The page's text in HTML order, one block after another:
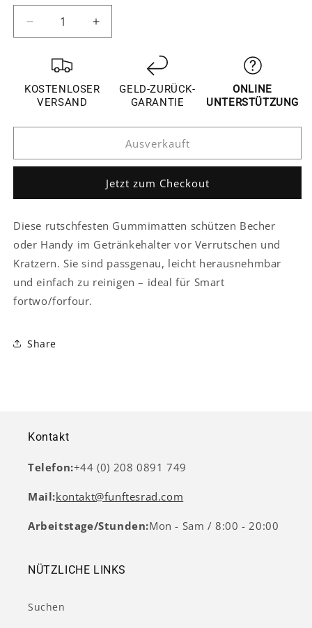
Verringere
die
Menge
Smart
fortwo
Antirutschmatte
Becher
Erhöhe
die
Smart
Antirutschmatte
Gummimatten
Becher
KOSTENLOSER
VERSAND
GELD-ZURÜCK-
GARANTIE
ONLINE
UNTERSTÜTZUNG
Ausverkauft
Jetzt zum Checkout
Diese rutschfesten Gummimatten schützen Becher
oder Handy im Getränkehalter vor Verrutschen und
Kratzern. Sie sind passgenau, leicht herausnehmbar
und einfach zu reinigen – ideal für Smart
fortwo/forfour.
Share
Kontakt
Telefon:+44 (0) 208 0891 749
Mail:kontakt@funftesrad.com
Arbeitstage/Stunden:Mon - Sam / 8:00 - 20:00
NÜTZLICHE LINKS
Suchen